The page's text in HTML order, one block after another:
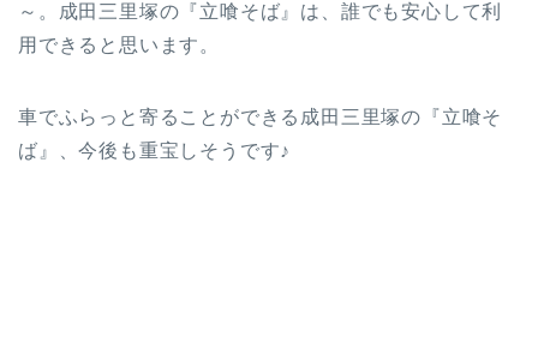
～。成田三里塚の『立喰そば』は、誰でも安心して利
用できると思います。
車でふらっと寄ることができる成田三里塚の『立喰そ
ば』、今後も重宝しそうです♪